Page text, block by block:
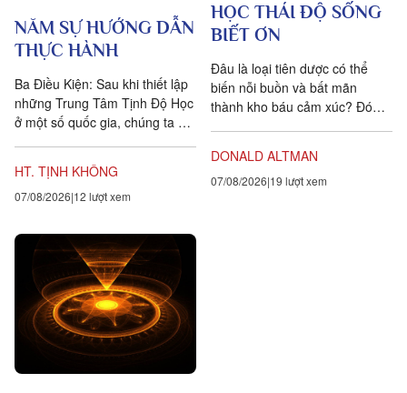
NĂM SỰ HƯỚNG DẪN
THỰC HÀNH
Ba Điều Kiện: Sau khi thiết lập
những Trung Tâm Tịnh Độ Học
ở một số quốc gia, chúng ta đặt
hành giả Tịnh...
HT. TỊNH KHÔNG
07/08/2026 12 lượt xem
HỌC THÁI ĐỘ SỐNG
BIẾT ƠN
Đâu là loại tiên dược có thể
biến nỗi buồn và bất mãn
thành kho báu cảm xúc? Đó
DONALD ALTMAN
07/08/2026 19 lượt xem